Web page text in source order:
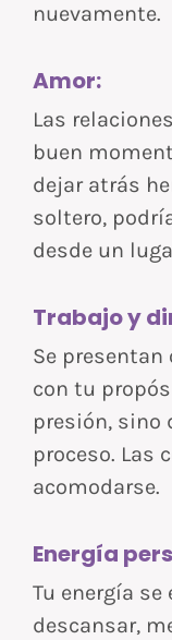
nuevamente.
Amor:
Las
buen
dejar atrás
soltero,
desde un
Trabajo y
Se
con tu
presión, sino
proceso. Las
acomodarse.
Energía
Tu energía
descansar,